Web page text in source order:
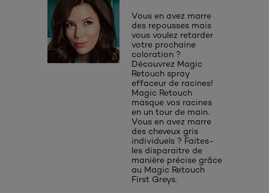
Vous en avez marre
des repousses mais
vous voulez retarder
votre prochaine
coloration ?
Découvrez Magic
Retouch spray
effaceur de racines!
Magic Retouch
masque vos racines
en un tour de main.
Vous en avez marre
des cheveux gris
individuels ? Faites-
les disparaitre de
manière précise grâce
au Magic Retouch
First Greys.